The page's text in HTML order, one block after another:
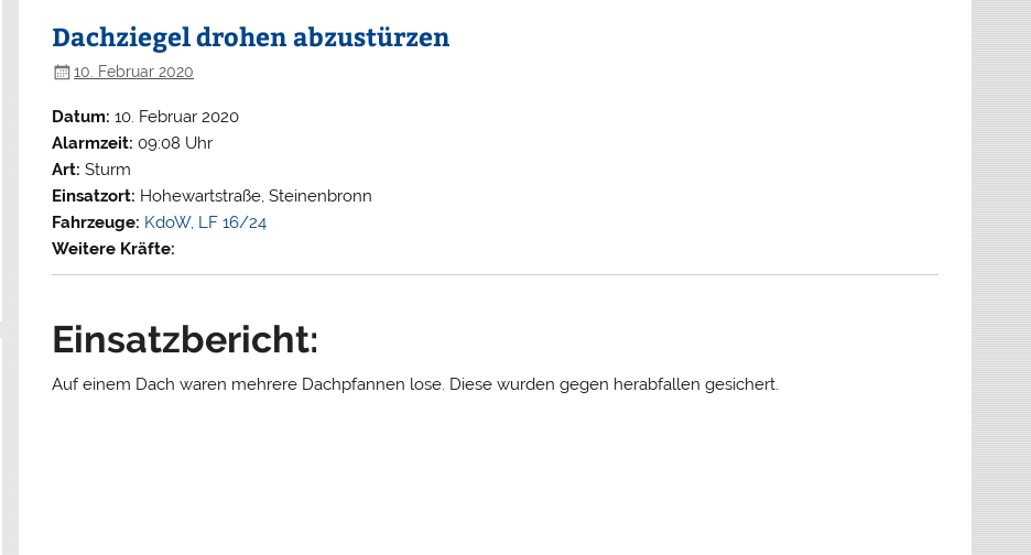
Dachziegel drohen abzustürzen
10. Februar 2020
Datum: 10. Februar 2020
Alarmzeit: 09:08 Uhr
Art: Sturm
Einsatzort: Hohewartstraße, Steinenbronn
Fahrzeuge: KdoW, LF 16/24
Weitere Kräfte:
Einsatzbericht:
Auf einem Dach waren mehrere Dachpfannen lose. Diese wurden gegen herabfallen gesichert.